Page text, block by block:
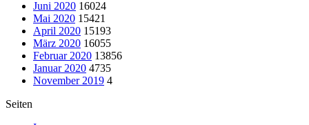
Juni 2020 16024
Mai 2020 15421
April 2020 15193
März 2020 16055
Februar 2020 13856
Januar 2020 4735
November 2019 4
Seiten